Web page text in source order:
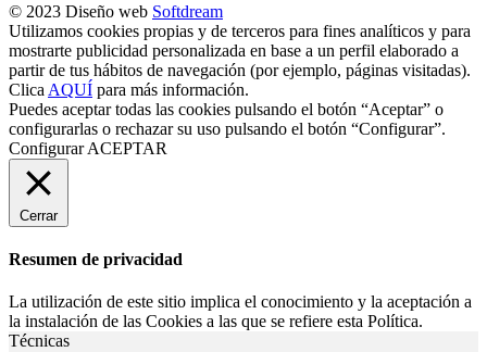
© 2023 Diseño web Softdream
Utilizamos cookies propias y de terceros para fines analíticos y para
mostrarte publicidad personalizada en base a un perfil elaborado a
partir de tus hábitos de navegación (por ejemplo, páginas visitadas).
Clica AQUÍ para más información.
Puedes aceptar todas las cookies pulsando el botón “Aceptar” o
configurarlas o rechazar su uso pulsando el botón “Configurar”.
Configurar ACEPTAR
Cerrar
Resumen de privacidad
La utilización de este sitio implica el conocimiento y la aceptación a
la instalación de las Cookies a las que se refiere esta Política.
Técnicas